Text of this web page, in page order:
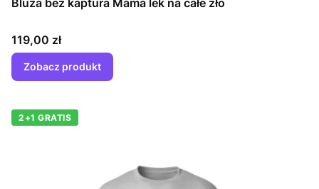
Bluza bez kaptura Mama lek na całe zło
Cena
119,00 zł
Zobacz produkt
2+1 GRATIS